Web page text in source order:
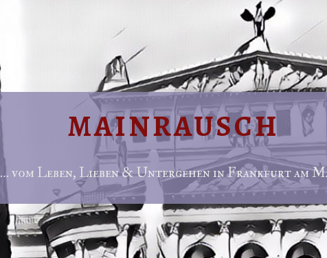
MAINRAUSCH
… vom Leben, Lieben & Untergehen in Frankfurt am